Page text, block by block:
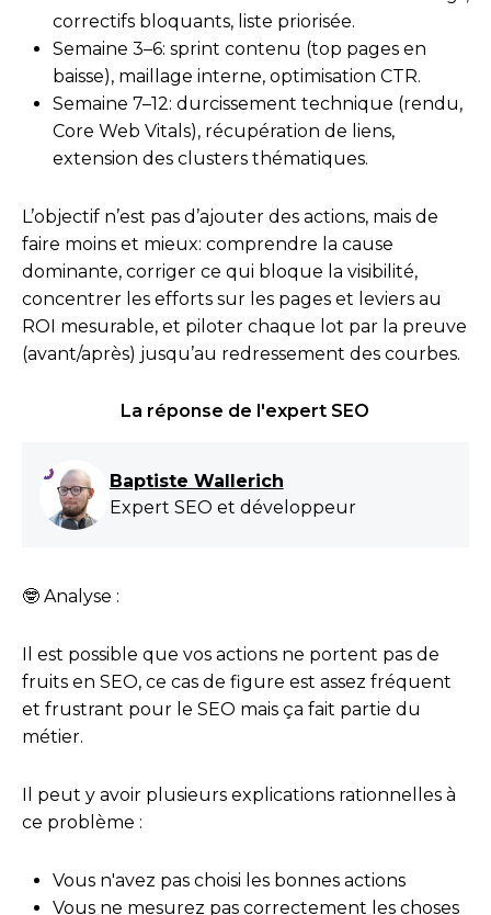
correctifs bloquants, liste priorisée.
Semaine 3–6: sprint contenu (top pages en
baisse), maillage interne, optimisation CTR.
Semaine 7–12: durcissement technique (rendu,
Core Web Vitals), récupération de liens,
extension des clusters thématiques.
L’objectif n’est pas d’ajouter des actions, mais de
faire moins et mieux: comprendre la cause
dominante, corriger ce qui bloque la visibilité,
concentrer les efforts sur les pages et leviers au
ROI mesurable, et piloter chaque lot par la preuve
(avant/après) jusqu’au redressement des courbes.
La réponse de l'expert SEO
Baptiste Wallerich
Expert SEO et développeur
🤓 Analyse :
Il est possible que vos actions ne portent pas de
fruits en SEO, ce cas de figure est assez fréquent
et frustrant pour le SEO mais ça fait partie du
métier.
Il peut y avoir plusieurs explications rationnelles à
ce problème :
Vous n'avez pas choisi les bonnes actions
Vous ne mesurez pas correctement les choses